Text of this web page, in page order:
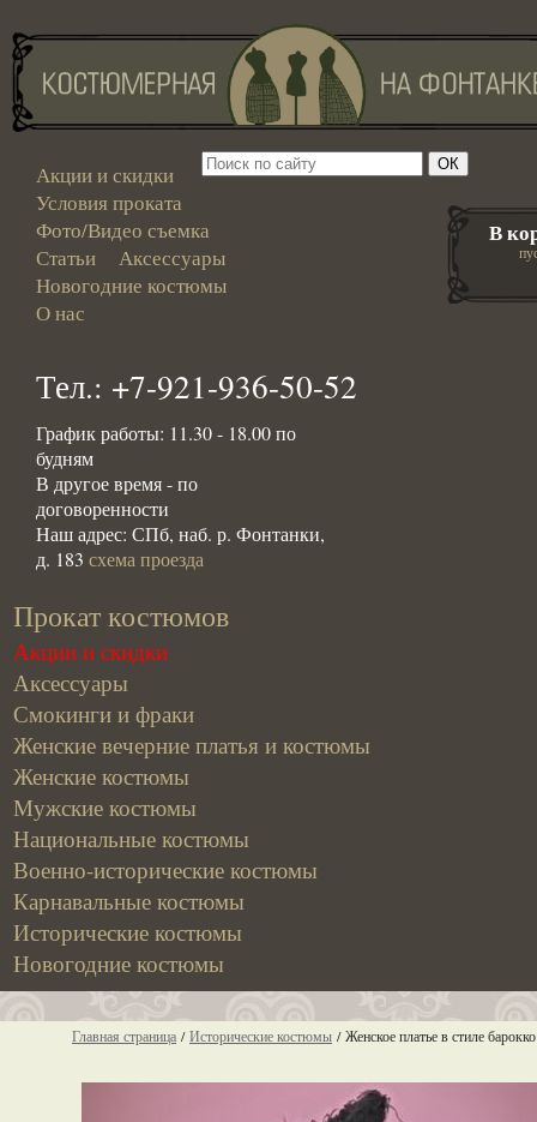
Акции и скидки
Условия проката
Фото/Видео съемка
Статьи
Аксессуары
Новогодние костюмы
О нас
Тел.: +7-921-936-50-52
График работы: 11.30 - 18.00 по
будням
В другое время - по
договоренности
Наш адрес: СПб, наб. р. Фонтанки,
д. 183 схема проезда
В
Прокат костюмов
Акции и скидки
Аксессуары
Смокинги и фраки
Женские вечерние платья и костюмы
Женские костюмы
Мужские костюмы
Национальные костюмы
Военно-исторические костюмы
Карнавальные костюмы
Исторические костюмы
Новогодние костюмы
Главная страница / Исторические костюмы / Женское платье в стиле